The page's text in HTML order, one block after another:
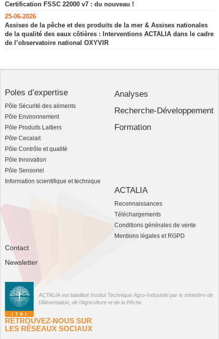
Certification FSSC 22000 v7 : du nouveau !
25-06-2026
Assises de la pêche et des produits de la mer & Assises nationales
de la qualité des eaux côtières : Interventions ACTALIA dans le cadre
de l’observatoire national OXYVIR
Poles d’expertise
Pôle Sécurité des aliments
Pôle Environnement
Pôle Produits Laitiers
Pôle Cecalait
Pôle Contrôle et qualité
Pôle Innovation
Pôle Sensoriel
Information scientifique et technique
Analyses
Recherche-Développement
Formation
ACTALIA
Reconnaissances
Téléchargements
Conditions générales de vente
Mentions légales et RGPD
Contact
Newsletter
ACTALIA est labellisé Institut Technique Agro-Industriel par le ministère de
l'Alimentation, de l'Agriculture et de la Pêche
RETROUVEZ-NOUS SUR
LES RÉSEAUX SOCIAUX